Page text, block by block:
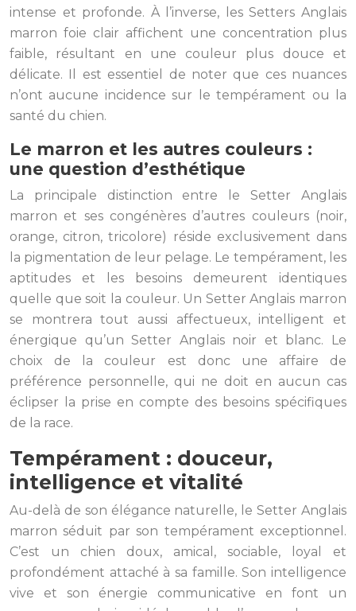
intense et profonde. À l’inverse, les Setters Anglais
marron foie clair affichent une concentration plus
faible, résultant en une couleur plus douce et
délicate. Il est essentiel de noter que ces nuances
n’ont aucune incidence sur le tempérament ou la
santé du chien.
Le marron et les autres couleurs :
une question d’esthétique
La principale distinction entre le Setter Anglais
marron et ses congénères d’autres couleurs (noir,
orange, citron, tricolore) réside exclusivement dans
la pigmentation de leur pelage. Le tempérament, les
aptitudes et les besoins demeurent identiques
quelle que soit la couleur. Un Setter Anglais marron
se montrera tout aussi affectueux, intelligent et
énergique qu’un Setter Anglais noir et blanc. Le
choix de la couleur est donc une affaire de
préférence personnelle, qui ne doit en aucun cas
éclipser la prise en compte des besoins spécifiques
de la race.
Tempérament : douceur,
intelligence et vitalité
Au-delà de son élégance naturelle, le Setter Anglais
marron séduit par son tempérament exceptionnel.
C’est un chien doux, amical, sociable, loyal et
profondément attaché à sa famille. Son intelligence
vive et son énergie communicative en font un